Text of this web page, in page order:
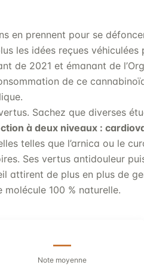
en prennent pour se
les idées reçues véhiculées
de 2021 et émanant de
de ce
Sachez que diverses
à deux niveaux :
telles que l’arnica ou le
Ses vertus antidouleur
attirent de plus en plus de
100 % naturelle.
—
Note moyenne